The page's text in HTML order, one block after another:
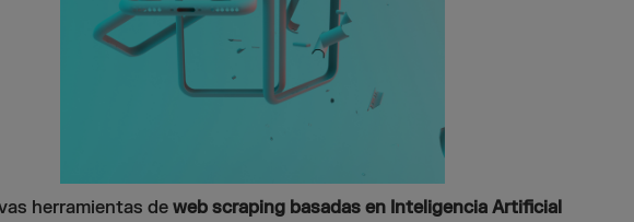
herramientas deweb scraping basadas en Inteligencia Artificial